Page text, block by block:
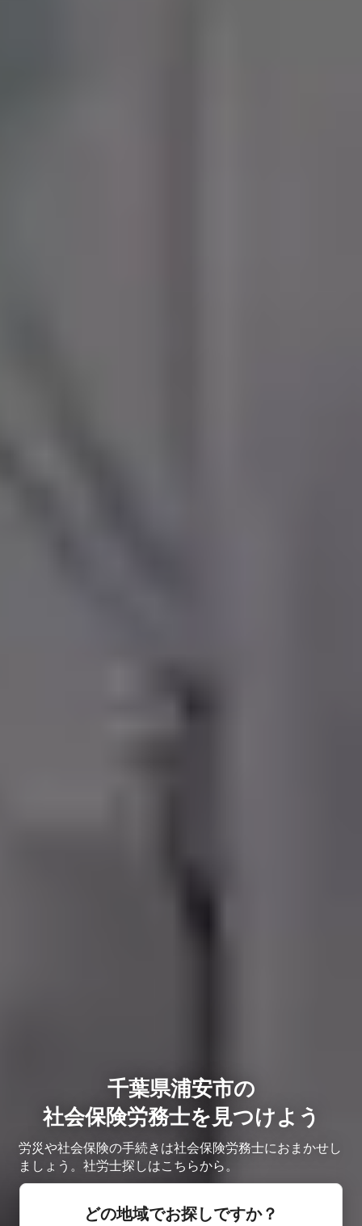
千葉県浦安市の
社会保険労務士を見つけよう
労災や社会保険の手続きは社会保険労務士におまかせし
ましょう。社労士探しはこちらから。
どの地域でお探しですか？